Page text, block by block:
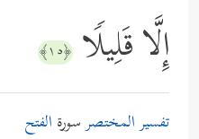
إِلَّا قَلِیلࣰا ﴿١٥﴾
تفسير المختصرسورة الفتح